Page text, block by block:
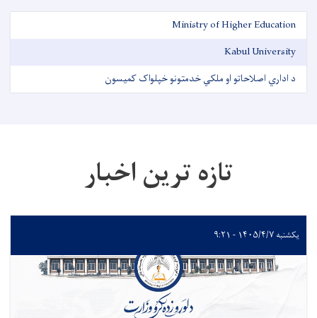
Ministry of Higher Education
Kabul University
د اداري اصلاحاتو او ملکي خدمتونو خپلواک کمیسون
تازه ترین اخبار
یکشنبه ۱۴۰۵/۴/۷ - ۹:۲۱